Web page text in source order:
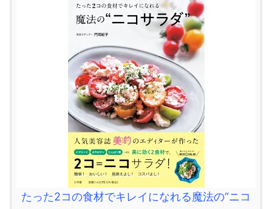
たった2コの食材でキレイになれる魔法の“ニコ